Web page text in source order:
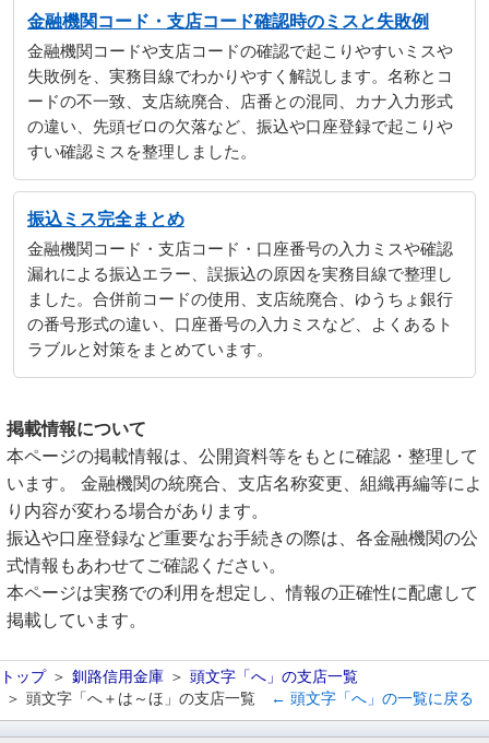
金融機関コード・支店コード確認時のミスと失敗例
金融機関コードや支店コードの確認で起こりやすいミスや
失敗例を、実務目線でわかりやすく解説します。名称とコ
ードの不一致、支店統廃合、店番との混同、カナ入力形式
の違い、先頭ゼロの欠落など、振込や口座登録で起こりや
すい確認ミスを整理しました。
振込ミス完全まとめ
金融機関コード・支店コード・口座番号の入力ミスや確認
漏れによる振込エラー、誤振込の原因を実務目線で整理し
ました。合併前コードの使用、支店統廃合、ゆうちょ銀行
の番号形式の違い、口座番号の入力ミスなど、よくあるト
ラブルと対策をまとめています。
掲載情報について
本ページの掲載情報は、公開資料等をもとに確認・整理して
います。 金融機関の統廃合、支店名称変更、組織再編等によ
り内容が変わる場合があります。
振込や口座登録など重要なお手続きの際は、各金融機関の公
式情報もあわせてご確認ください。
本ページは実務での利用を想定し、情報の正確性に配慮して
掲載しています。
トップ 釧路信用金庫
頭文字「へ」の支店一覧
頭文字「へ＋は～ほ」の支店一覧
← 頭文字「へ」の一覧に戻る